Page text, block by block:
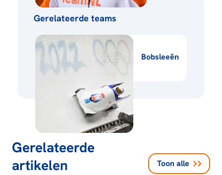
Gerelateerde teams
Bobsleeën
Gerelateerde
artikelen
Toon alle